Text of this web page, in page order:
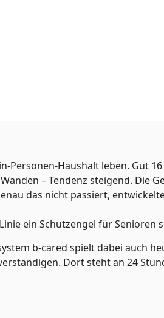
Personen-Haushalt leben. Gut
– Tendenz steigend. Die
das nicht passiert,
ein Schutzengel für Senioren
b-cared spielt dabei auch
Dort steht an 24